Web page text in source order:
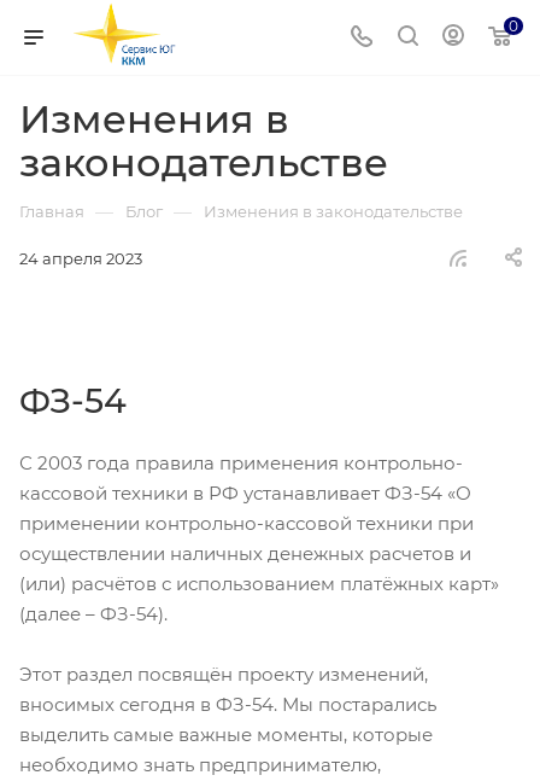
0
Изменения в
законодательстве
Главная — Блог — Изменения в законодательстве
24 апреля 2023
ФЗ-54
С 2003 года правила применения контрольно-
кассовой техники в РФ устанавливает ФЗ-54 «О
применении контрольно-кассовой техники при
осуществлении наличных денежных расчетов и
(или) расчётов с использованием платёжных карт»
(далее – ФЗ-54).
Этот раздел посвящён проекту изменений,
вносимых сегодня в ФЗ-54. Мы постарались
выделить самые важные моменты, которые
необходимо знать предпринимателю,